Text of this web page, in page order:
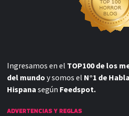
Ingresamos en el TOP100 de los
del mundo y somos el N°1 de Habla
Hispana según Feedspot.
ADVERTENCIAS Y REGLAS